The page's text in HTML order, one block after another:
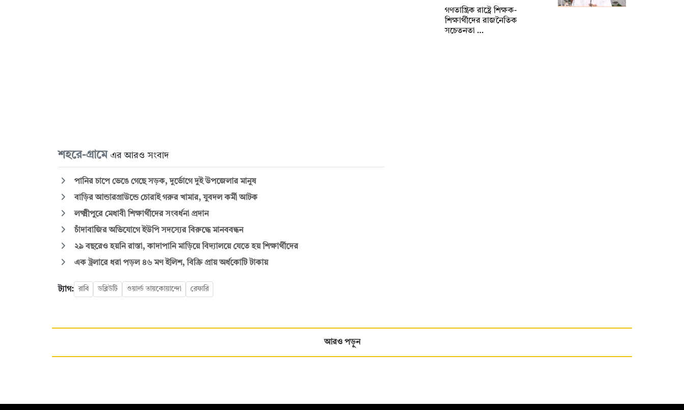
শহরে-গ্রামে এর আরও সংবাদ
পানির চাপে ভেঙে গেছে সড়ক, দুর্ভোগে দুই উপজেলার মানুষ
বাড়ির আন্ডারগ্রাউন্ডে চোরাই গরুর খামার, যুবদল কর্মী আটক
লক্ষ্মীপুরে মেধাবী শিক্ষার্থীদের সংবর্ধনা প্রদান
চাঁদাবাজির অভিযোগে ইউপি সদস্যের বিরুদ্ধে মানববন্ধন
২৯ বছরেও হয়নি রাস্তা, কাদাপানি মাড়িয়ে বিদ্যালয়ে যেতে হয় শিক্ষার্থীদের
এক ট্রলারে ধরা পড়ল ৪৬ মণ ইলিশ, বিক্রি প্রায় অর্ধকোটি টাকায়
ট্যাগ: রাবি ডব্লিউটি ওয়ার্ল্ড তায়কোয়ান্দো রেফারি
গণতান্ত্রিক রাষ্ট্রে শিক্ষক-
শিক্ষার্থীদের রাজনৈতিক
সচেতনতা …
আরও পড়ুন